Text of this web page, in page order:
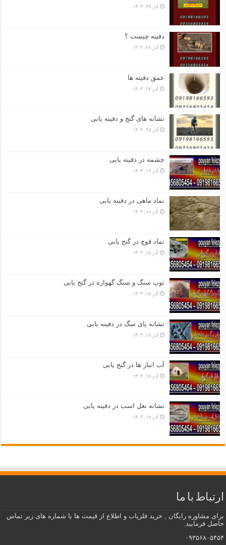
آذر ۲۹, ۱۴۰۳
دفینه چیست ؟
آذر ۲۸, ۱۴۰۳
عمق دفینه ها
آذر ۲۷, ۱۴۰۳
نشانه های گنج و دفینه یابی
آذر ۲۵, ۱۴۰۳
چشمه در دفینه یابی
آذر ۱۹, ۱۴۰۳
نماد ماهی در دفینه یابی
آذر ۱۸, ۱۴۰۳
نماد قوچ در گنج یابی
آذر ۱۸, ۱۴۰۳
توپ سنگ و سنگ گهواره در گنج یابی
آذر ۱۸, ۱۴۰۳
نشانه پای سگ در دفینه یابی
آذر ۱۸, ۱۴۰۳
آب انبار ها در گنج یابی
آذر ۱۸, ۱۴۰۳
نشانه نعل اسب در دفینه یابی
آذر ۱۸, ۱۴۰۳
ارتباط با ما
برای مشاوره رایگان , خرید فلزیاب و اطلاع از قیمت ها با شماره های زیر تماس
حاصل فرمایید.
۰۹۳۵۶۸۰۵۴۵۴